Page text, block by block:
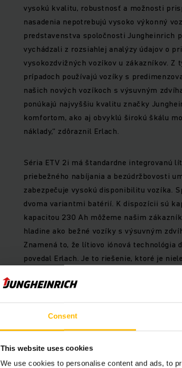
Consent
This website uses cookies
We use cookies to personalise content and ads, to
vysokú kvalitu, robustnosť a možnosti
nasadenia nepotrebujú vysoko výkonný
predstavenstva spoločnosti Jungheinrich
vychádzali z rozsiahlej analýzy údajov o
vysokozdvižných vozíkov u zákazníkov. Z
prípadoch používajú vozíky s
našich nových vozíkoch s výsuvným
ponúkajú najvyššiu kvalitu značky
komfortom, ako aj obvyklú širokú škálu
náklady,“ zdôraznil Erlach.
Séria ETV 2i má štandardne integrovanú
priebežného nabíjania a bezúdržbovosti
zabezpečuje vysokú disponibilitu vozíka.
dvoma variantmi batérií. K dispozícii sú
kapacitou 230 Ah môžeme našim
hladine ako bežné vozíky s výsuvným
Znamená to, že lítiovo iónová technológia
povedal Erlach. Je to riešenie, ktoré je
menej energie ako vozíky s oloveno
V štandardnej verzii majú vysokozdvižné
kratšie ako bežné vysokozdvižné vozíky s